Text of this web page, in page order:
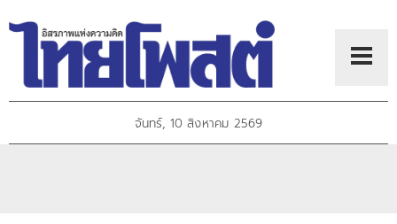
จันทร์, 10 สิงหาคม 2569